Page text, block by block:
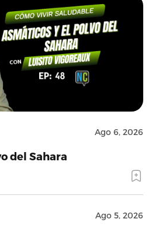
Ago 6, 2026
del Sahara
Ago 5, 2026